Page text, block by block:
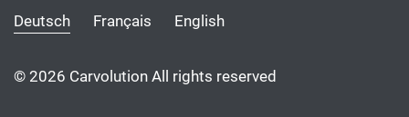
Deutsch Français English
© 2026 Carvolution All rights reserved